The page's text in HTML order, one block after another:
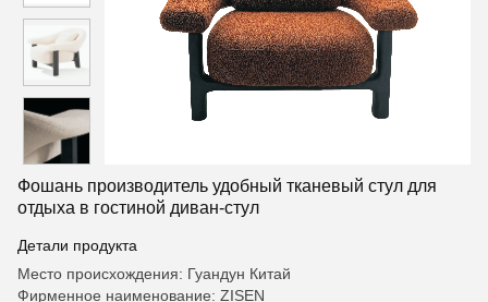
Фошань производитель удобный тканевый стул для
отдыха в гостиной диван-стул
Детали продукта
Место происхождения: Гуандун Китай
Фирменное наименование: ZISEN